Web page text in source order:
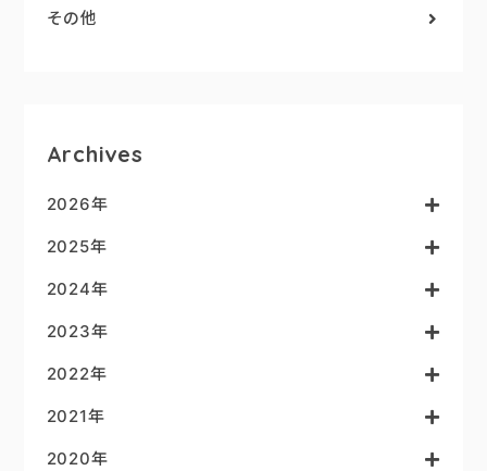
その他
Archives
2026年
2025年
2024年
2023年
2022年
2021年
2020年